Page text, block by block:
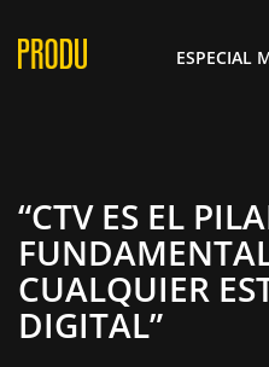
ESPECIAL
“CTV ES EL
CUALQUIER
DIGITAL”